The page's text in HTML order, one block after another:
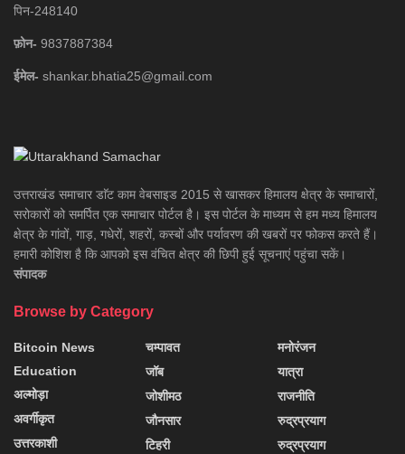
पिन-248140
फ़ोन- 9837887384
ईमेल- shankar.bhatia25@gmail.com
उत्तराखंड समाचार डाॅट काम वेबसाइड 2015 से खासकर हिमालय क्षेत्र के समाचारों,
सरोकारों को समर्पित एक समाचार पोर्टल है। इस पोर्टल के माध्यम से हम मध्य हिमालय
क्षेत्र के गांवों, गाड़, गधेरों, शहरों, कस्बों और पर्यावरण की खबरों पर फोकस करते हैं।
हमारी कोशिश है कि आपको इस वंचित क्षेत्र की छिपी हुई सूचनाएं पहुंचा सकें।
संपादक
Browse by Category
Bitcoin News
Education
अल्मोड़ा
अवर्गीकृत
उत्तरकाशी
चम्पावत
जॉब
जोशीमठ
जौनसार
टिहरी
मनोरंजन
यात्रा
राजनीति
रुद्रप्रयाग
रुद्रप्रयाग